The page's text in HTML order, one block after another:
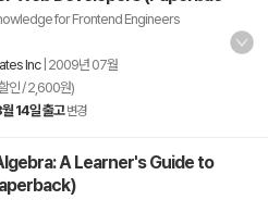
for Frontend Engineers
Inc| 2009년 07월
인 / 2,600원)
14일 출고 변경
A Learner's Guide to